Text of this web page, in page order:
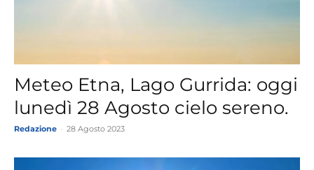
Meteo Etna, Lago Gurrida: oggi
lunedì 28 Agosto cielo sereno.
Redazione 28 Agosto 2023